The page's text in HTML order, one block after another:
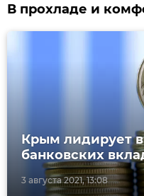
В прохладе и
3 августа 2021, 13:08
Крым лидирует
банковских